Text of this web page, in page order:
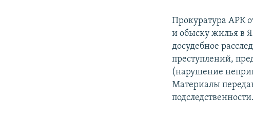
Прокуратура АРК
и обыску жилья в
досудебное
преступлений,
(нарушение
Материалы
подследственности.